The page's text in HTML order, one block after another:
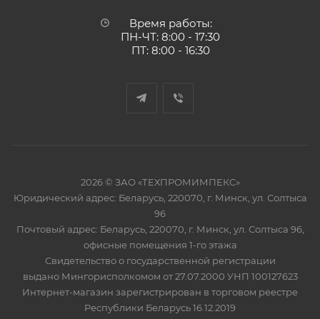
Время работы:
ПН-ЧТ: 8:00 - 17:30
ПТ: 8:00 - 16:30
2026 © ЗАО «ТЕХПРОМИМПЕКС»
Юридический адрес: Беларусь, 220070, г. Минск, ул. Солтыса
96
Почтовый адрес: Беларусь, 220070, г. Минск, ул. Солтыса 96,
офисные помещения 1-го этажа
Свидетельство о государственной регистрации
выдано Мингорисполкомом от 27.07.2000 УНП 100127623
Интернет-магазин зарегистрирован в торговом реестре
Республики Беларусь 16.12.2019